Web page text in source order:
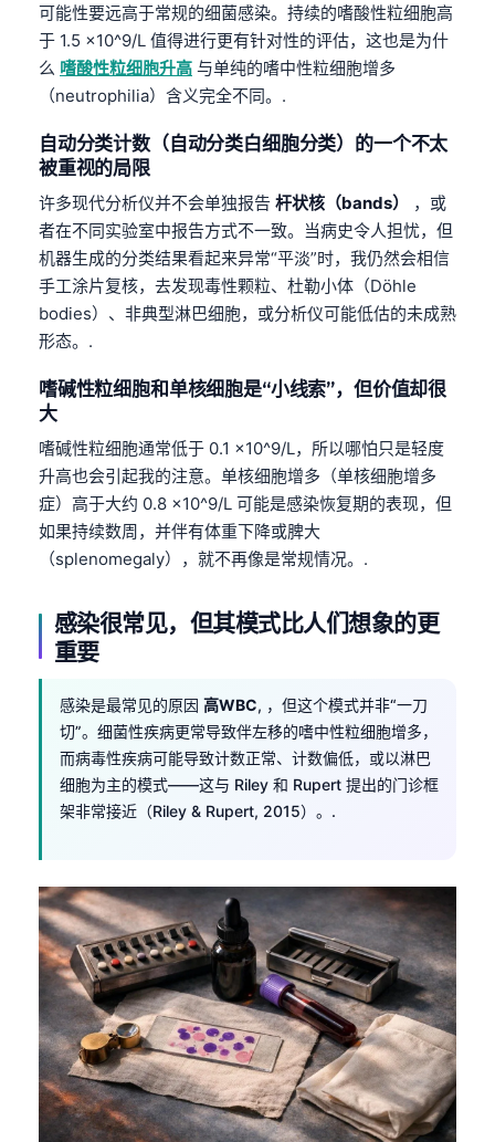
可能性要远高于常规的细菌感染。持续的嗜酸性粒细胞高
于 1.5 ×10^9/L 值得进行更有针对性的评估，这也是为什
么 嗜酸性粒细胞升高 与单纯的嗜中性粒细胞增多
（neutrophilia）含义完全不同。.
自动分类计数（自动分类白细胞分类）的一个不太
被重视的局限
许多现代分析仪并不会单独报告 杆状核（bands）
，或
者在不同实验室中报告方式不一致。当病史令人担忧，但
机器生成的分类结果看起来异常“平淡”时，我仍然会相信
手工涂片复核，去发现毒性颗粒、杜勒小体（Döhle
bodies）、非典型淋巴细胞，或分析仪可能低估的未成熟
形态。.
嗜碱性粒细胞和单核细胞是“小线索”，但价值却很
大
嗜碱性粒细胞通常低于 0.1 ×10^9/L，所以哪怕只是轻度
升高也会引起我的注意。单核细胞增多（单核细胞增多
症）高于大约 0.8 ×10^9/L 可能是感染恢复期的表现，但
如果持续数周，并伴有体重下降或脾大
（splenomegaly），就不再像是常规情况。.
感染很常见，但其模式比人们想象的更
重要
感染是最常见的原因 高WBC, ，但这个模式并非“一刀
切”。细菌性疾病更常导致伴左移的嗜中性粒细胞增多，
而病毒性疾病可能导致计数正常、计数偏低，或以淋巴
细胞为主的模式——这与 Riley 和 Rupert 提出的门诊框
架非常接近（Riley & Rupert, 2015）。.